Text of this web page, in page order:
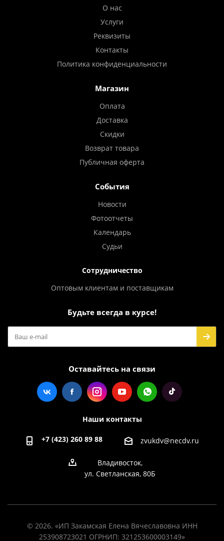
О нас
Услуги
Реквизиты
Контакты
Политика конфиденциальности
Магазин
Оплата
Доставка
Скидки
Возврат товара
Публичная оферта
События
Новости
Фотоотчеты
Календарь
Судьи
Сотрудничество
Оптовым клиентам и поставщикам
Будьте всегда в курсе!
Оставайтесь на связи
Наши контакты
+7 (423) 260 89 88 zvukdv@necdv.ru
Владивосток,
ул. Светланская, 80Б
© 2026. «ИП Закамская Елена Вячеславовна ИНН
253908723021 ОГРНИП: 321253600003149»